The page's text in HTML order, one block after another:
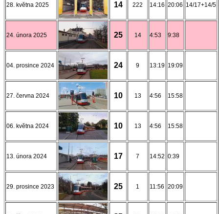
28. května 2025 14 222 14:16 20:06 14/17+14/5
24. února 2025 25 14 4:53 9:38
04. prosince 2024 24 9 13:19 19:09
27. června 2024 10 13 4:56 15:58
06. května 2024 10 13 4:56 15:58
13. února 2024 17 7 14:52 0:39
29. prosince 2023 25 1 11:56 20:09